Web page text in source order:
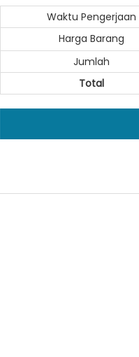
Waktu Pengerjaan
Harga Barang
Jumlah
Total